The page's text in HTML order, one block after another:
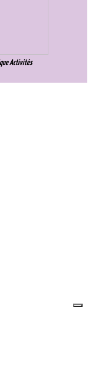
Activités